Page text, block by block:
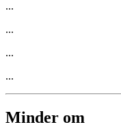
...
...
...
...
Minder om